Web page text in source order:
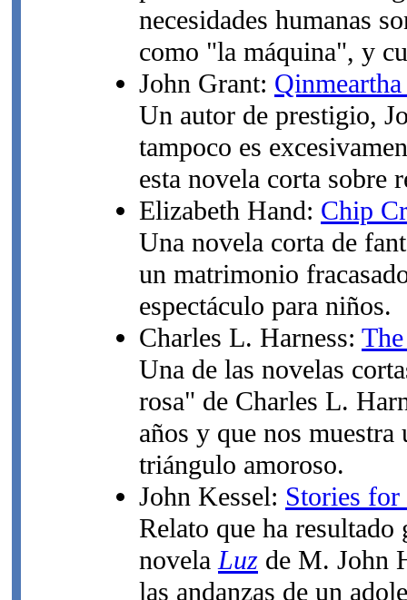
necesidades humanas
como "la máquina", y
John Grant:
Un autor de prestigio,
tampoco es
esta novela corta sobre
Elizabeth Hand: Chip
Una novela corta de
un matrimonio
espectáculo para niños.
Charles L. Harness:
Una de las novelas
rosa" de Charles L.
años y que nos
triángulo amoroso.
John Kessel: Stories
Relato que ha resultado
novela Luz de M. John
las andanzas de un